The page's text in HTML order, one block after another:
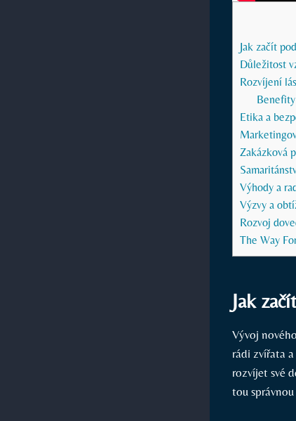
Jak začít
Důležitost
Rozvíjení
Etika a
Zakázková
Výhody a
Výzvy a
Rozvoj
The Way
Jak
Vývoj
rádi zvířata
rozvíjet své
tou